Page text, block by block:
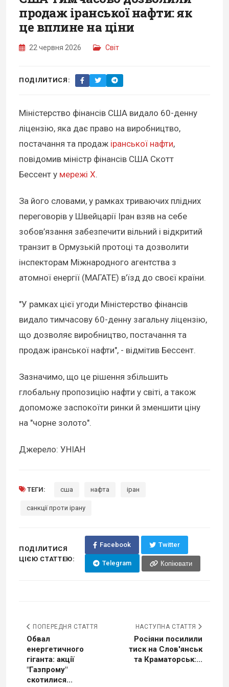
продаж іранської нафти: як
це вплине на ціни
22 червня 2026 Світ
ПОДІЛИТИСЯ:
Міністерство фінансів США видало 60-денну
ліцензію, яка дає право на виробництво,
постачання та продаж іранської нафти,
повідомив міністр фінансів США Скотт
Бессент у мережі Х.
За його словами, у рамках триваючих плідних
переговорів у Швейцарії Іран взяв на себе
зобов’язання забезпечити вільний і відкритий
транзит в Ормузькій протоці та дозволити
інспекторам Міжнародного агентства з
атомної енергії (МАГАТЕ) в’їзд до своєї країни.
"У рамках цієї угоди Міністерство фінансів
видало тимчасову 60-денну загальну ліцензію,
що дозволяє виробництво, постачання та
продаж іранської нафти", - відмітив Бессент.
Зазначимо, що це рішення збільшить
глобальну пропозицію нафти у світі, а також
допоможе заспокоїти ринки й зменшити ціну
на "чорне золото".
Джерело: УНІАН
ТЕГИ: сша нафта іран
санкції проти ірану
ПОДІЛИТИСЯ
ЦІЄЮ СТАТТЕЮ:
Facebook Twitter
Telegram Копіювати
ПОПЕРЕДНЯ СТАТТЯ
Обвал
енергетичного
гіганта: акції
"Газпрому"
скотилися...
НАСТУПНА СТАТТЯ
Росіяни посилили
тиск на Слов'янськ
та Краматорськ:...